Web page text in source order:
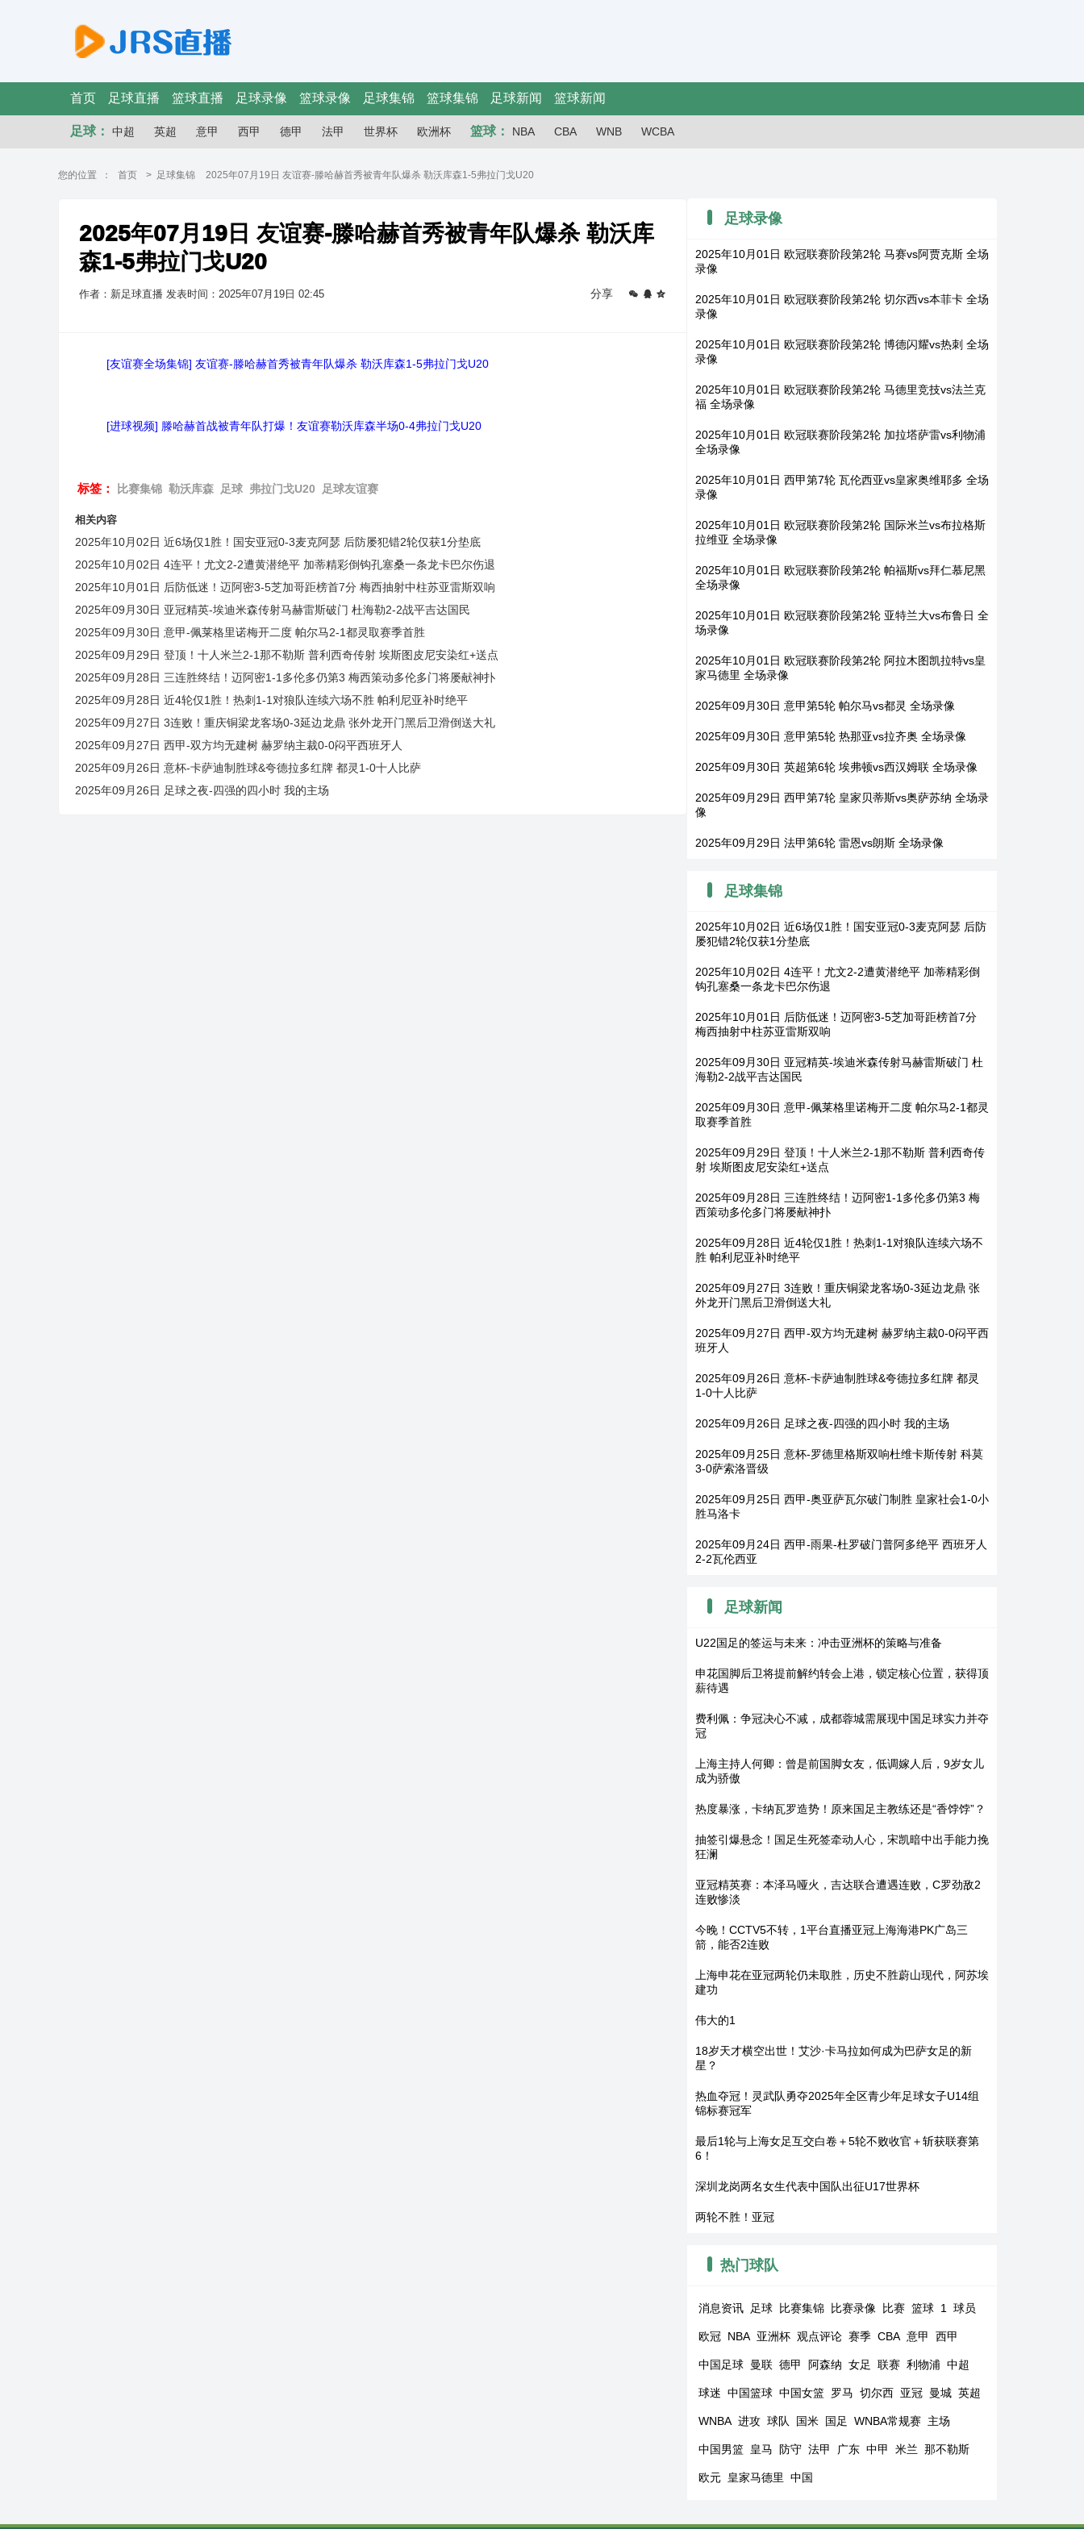
首页 足球直播 篮球直播 足球录像 篮球录像 足球集锦 篮球集锦 足球新闻 篮球新闻
足球： 中超 英超 意甲 西甲 德甲 法甲 世界杯 欧洲杯 篮球： NBA CBA WNB WCBA
您的位置 ： 首页 > 足球集锦 2025年07月19日 友谊赛-滕哈赫首秀被青年队爆杀 勒沃库森1-5弗拉门戈U20
2025年07月19日 友谊赛-滕哈赫首秀被青年队爆杀 勒沃库
森1-5弗拉门戈U20
作者：新足球直播 发表时间：2025年07月19日 02:45 分享
[友谊赛全场集锦] 友谊赛-滕哈赫首秀被青年队爆杀 勒沃库森1-5弗拉门戈U20
[进球视频] 滕哈赫首战被青年队打爆！友谊赛勒沃库森半场0-4弗拉门戈U20
标签： 比赛集锦 勒沃库森 足球 弗拉门戈U20 足球友谊赛
相关内容
2025年10月02日 近6场仅1胜！国安亚冠0-3麦克阿瑟 后防屡犯错2轮仅获1分垫底
2025年10月02日 4连平！尤文2-2遭黄潜绝平 加蒂精彩倒钩孔塞桑一条龙卡巴尔伤退
2025年10月01日 后防低迷！迈阿密3-5芝加哥距榜首7分 梅西抽射中柱苏亚雷斯双响
2025年09月30日 亚冠精英-埃迪米森传射马赫雷斯破门 杜海勒2-2战平吉达国民
2025年09月30日 意甲-佩莱格里诺梅开二度 帕尔马2-1都灵取赛季首胜
2025年09月29日 登顶！十人米兰2-1那不勒斯 普利西奇传射 埃斯图皮尼安染红+送点
2025年09月28日 三连胜终结！迈阿密1-1多伦多仍第3 梅西策动多伦多门将屡献神扑
2025年09月28日 近4轮仅1胜！热刺1-1对狼队连续六场不胜 帕利尼亚补时绝平
2025年09月27日 3连败！重庆铜梁龙客场0-3延边龙鼎 张外龙开门黑后卫滑倒送大礼
2025年09月27日 西甲-双方均无建树 赫罗纳主裁0-0闷平西班牙人
2025年09月26日 意杯-卡萨迪制胜球&夸德拉多红牌 都灵1-0十人比萨
2025年09月26日 足球之夜-四强的四小时 我的主场
足球录像
2025年10月01日 欧冠联赛阶段第2轮 马赛vs阿贾克斯 全场
录像
2025年10月01日 欧冠联赛阶段第2轮 切尔西vs本菲卡 全场
录像
2025年10月01日 欧冠联赛阶段第2轮 博德闪耀vs热刺 全场
录像
2025年10月01日 欧冠联赛阶段第2轮 马德里竞技vs法兰克
福 全场录像
2025年10月01日 欧冠联赛阶段第2轮 加拉塔萨雷vs利物浦
全场录像
2025年10月01日 西甲第7轮 瓦伦西亚vs皇家奥维耶多 全场
录像
2025年10月01日 欧冠联赛阶段第2轮 国际米兰vs布拉格斯
拉维亚 全场录像
2025年10月01日 欧冠联赛阶段第2轮 帕福斯vs拜仁慕尼黑
全场录像
2025年10月01日 欧冠联赛阶段第2轮 亚特兰大vs布鲁日 全
场录像
2025年10月01日 欧冠联赛阶段第2轮 阿拉木图凯拉特vs皇
家马德里 全场录像
2025年09月30日 意甲第5轮 帕尔马vs都灵 全场录像
2025年09月30日 意甲第5轮 热那亚vs拉齐奥 全场录像
2025年09月30日 英超第6轮 埃弗顿vs西汉姆联 全场录像
2025年09月29日 西甲第7轮 皇家贝蒂斯vs奥萨苏纳 全场录
像
2025年09月29日 法甲第6轮 雷恩vs朗斯 全场录像
足球集锦
2025年10月02日 近6场仅1胜！国安亚冠0-3麦克阿瑟 后防
屡犯错2轮仅获1分垫底
2025年10月02日 4连平！尤文2-2遭黄潜绝平 加蒂精彩倒
钩孔塞桑一条龙卡巴尔伤退
2025年10月01日 后防低迷！迈阿密3-5芝加哥距榜首7分
梅西抽射中柱苏亚雷斯双响
2025年09月30日 亚冠精英-埃迪米森传射马赫雷斯破门 杜
海勒2-2战平吉达国民
2025年09月30日 意甲-佩莱格里诺梅开二度 帕尔马2-1都灵
取赛季首胜
2025年09月29日 登顶！十人米兰2-1那不勒斯 普利西奇传
射 埃斯图皮尼安染红+送点
2025年09月28日 三连胜终结！迈阿密1-1多伦多仍第3 梅
西策动多伦多门将屡献神扑
2025年09月28日 近4轮仅1胜！热刺1-1对狼队连续六场不
胜 帕利尼亚补时绝平
2025年09月27日 3连败！重庆铜梁龙客场0-3延边龙鼎 张
外龙开门黑后卫滑倒送大礼
2025年09月27日 西甲-双方均无建树 赫罗纳主裁0-0闷平西
班牙人
2025年09月26日 意杯-卡萨迪制胜球&夸德拉多红牌 都灵
1-0十人比萨
2025年09月26日 足球之夜-四强的四小时 我的主场
2025年09月25日 意杯-罗德里格斯双响杜维卡斯传射 科莫
3-0萨索洛晋级
2025年09月25日 西甲-奥亚萨瓦尔破门制胜 皇家社会1-0小
胜马洛卡
2025年09月24日 西甲-雨果-杜罗破门普阿多绝平 西班牙人
2-2瓦伦西亚
足球新闻
U22国足的签运与未来：冲击亚洲杯的策略与准备
申花国脚后卫将提前解约转会上港，锁定核心位置，获得顶
薪待遇
费利佩：争冠决心不减，成都蓉城需展现中国足球实力并夺
冠
上海主持人何卿：曾是前国脚女友，低调嫁人后，9岁女儿
成为骄傲
热度暴涨，卡纳瓦罗造势！原来国足主教练还是“香饽饽”？
抽签引爆悬念！国足生死签牵动人心，宋凯暗中出手能力挽
狂澜
亚冠精英赛：本泽马哑火，吉达联合遭遇连败，C罗劲敌2
连败惨淡
今晚！CCTV5不转，1平台直播亚冠上海海港PK广岛三
箭，能否2连败
上海申花在亚冠两轮仍未取胜，历史不胜蔚山现代，阿苏埃
建功
伟大的1
18岁天才横空出世！艾沙·卡马拉如何成为巴萨女足的新
星？
热血夺冠！灵武队勇夺2025年全区青少年足球女子U14组
锦标赛冠军
最后1轮与上海女足互交白卷＋5轮不败收官＋斩获联赛第
6！
深圳龙岗两名女生代表中国队出征U17世界杯
两轮不胜！亚冠
热门球队
消息资讯 足球 比赛集锦 比赛录像 比赛 篮球 1 球员
欧冠 NBA 亚洲杯 观点评论 赛季 CBA 意甲 西甲
中国足球 曼联 德甲 阿森纳 女足 联赛 利物浦 中超
球迷 中国篮球 中国女篮 罗马 切尔西 亚冠 曼城 英超
WNBA 进攻 球队 国米 国足 WNBA常规赛 主场
中国男篮 皇马 防守 法甲 广东 中甲 米兰 那不勒斯
欧元 皇家马德里 中国